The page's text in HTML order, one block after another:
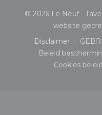
© 2026 Le Neuf -
website
Disclaimer
((opent in
Beleid
Cookies beleid